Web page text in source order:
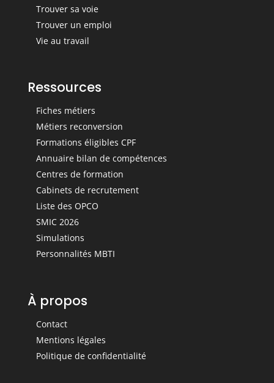
Trouver sa voie
Trouver un emploi
Vie au travail
Ressources
Fiches métiers
Métiers reconversion
Formations éligibles CPF
Annuaire bilan de compétences
Centres de formation
Cabinets de recrutement
Liste des OPCO
SMIC 2026
Simulations
Personnalités MBTI
À propos
Contact
Mentions légales
Politique de confidentialité